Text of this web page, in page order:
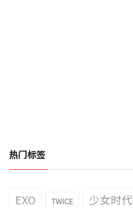
热门标签
EXO TWICE 少女时代